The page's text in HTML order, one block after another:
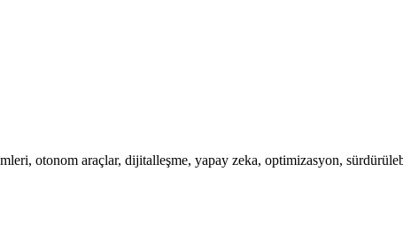
otonom araçlar, dijitalleşme, yapay zeka, optimizasyon,